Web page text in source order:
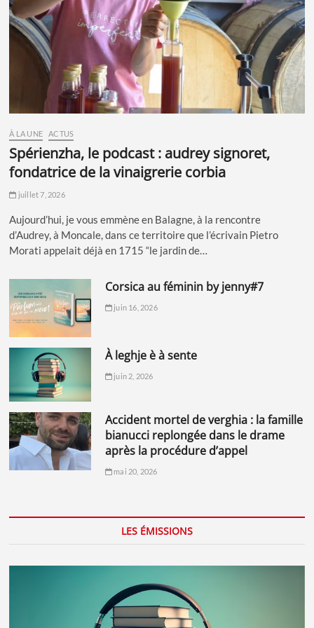
À LA UNE ACTUS
spérienzha, le podcast : audrey signoret,
fondatrice de la vinaigrerie corbia
juillet 7, 2026
Aujourd’hui, je vous emmène en Balagne, à la rencontre
d’Audrey, à Moncale, dans ce territoire que l’écrivain Pietro
Morati appelait déjà en 1715 “le jardin de…
corsica au féminin by jenny#7
juin 16, 2026
à leghje è à sente
juin 2, 2026
accident mortel de verghia : la famille
bianucci replongée dans le drame
après la procédure d’appel
mai 20, 2026
LES ÉMISSIONS